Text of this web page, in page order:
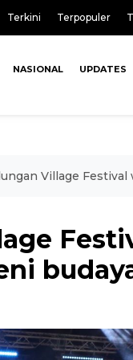
Terkini Terpopuler
NASIONAL UPDATES
Village Festival